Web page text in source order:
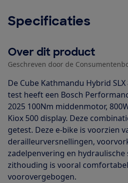
Specificaties
Over dit product
Geschreven door de
De Cube Kathmandu Hybrid
test heeft een Bosch
2025 100Nm middenmotor,
Kiox 500 display. Deze
getest. Deze e-bike is voorzien
derailleurversnellingen,
zadelpenvering en
zithouding is vooral
voorovergebogen.